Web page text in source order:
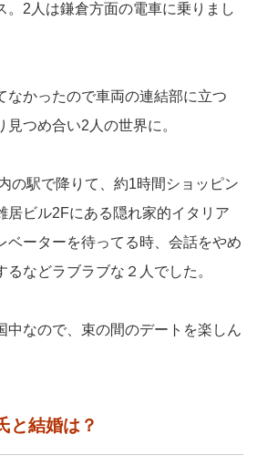
。2人は鎌倉方面の電車に乗りまし
なかったので車両の連結部に立つ
つめ合い2人の世界に。
の駅で降りて、約1時間ショッピン
居ビル2Fにある隠れ家的イタリア
ベーターを待ってる時、会話をやめ
などラブラブな２人でした。
中なので、束の間のデートを楽しん
結婚は？